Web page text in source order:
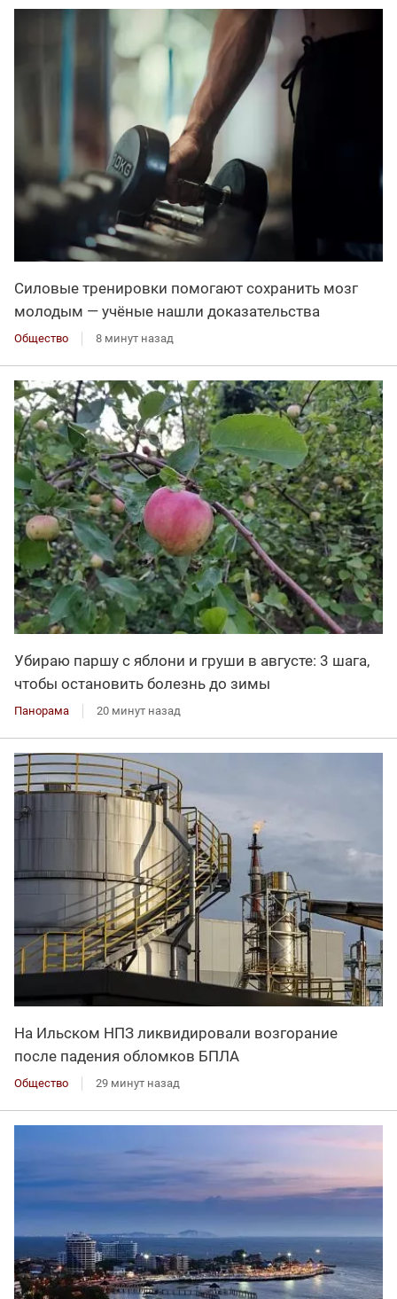
Силовые тренировки помогают сохранить мозг
молодым — учёные нашли доказательства
Общество 8 минут назад
Убираю паршу с яблони и груши в августе: 3 шага,
чтобы остановить болезнь до зимы
Панорама 20 минут назад
На Ильском НПЗ ликвидировали возгорание
после падения обломков БПЛА
Общество 29 минут назад